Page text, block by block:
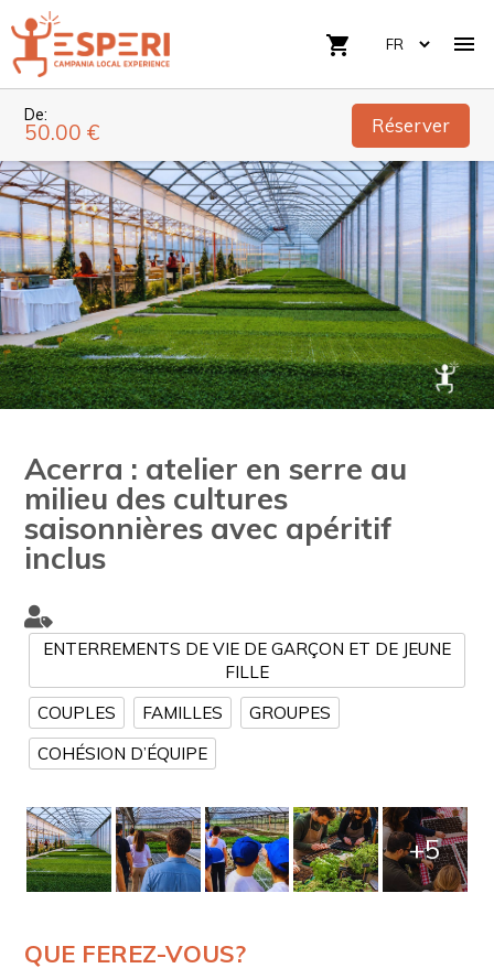

shopping_cart
De:
50.00 € Réserver
Acerra : atelier en serre au
milieu des cultures
saisonnières avec apéritif
inclus
ENTERREMENTS DE VIE DE GARÇON ET DE JEUNE
FILLE
COUPLES
FAMILLES
GROUPES
COHÉSION D’ÉQUIPE
+5
QUE FEREZ-VOUS?